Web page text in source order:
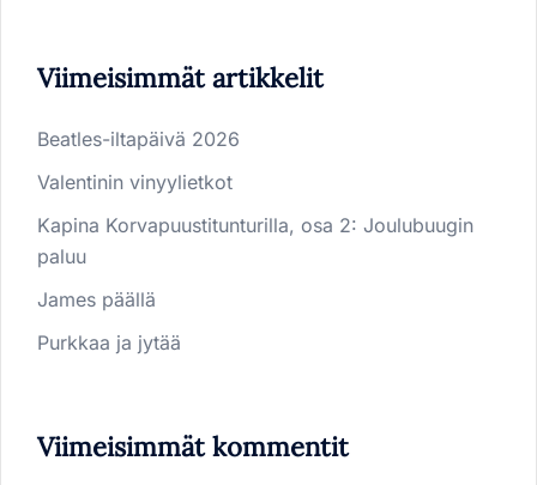
Viimeisimmät artikkelit
Beatles-iltapäivä 2026
Valentinin vinyylietkot
Kapina Korvapuustitunturilla, osa 2: Joulubuugin
paluu
James päällä
Purkkaa ja jytää
Viimeisimmät kommentit